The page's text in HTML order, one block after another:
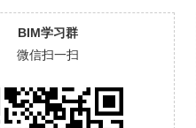
BIM学习群
微信扫一扫